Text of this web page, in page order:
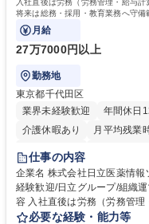
入社直後は労務（労務管理・給与
将来は総務・採用・教育業務へ守備
ます。
月給
27万7000円以上
勤務地
東京都千代田区
業界未経験歓迎
年間休日
介護休暇あり
月平均残業
住宅手当あり
育休あり
完全週休2日制
仕事の内容
企業名 株式会社日立医薬情報ソリューション
経験歓迎/日立グループ/組織運営
容 入社直後は労務（労務管
任せいたします。将来は総務
必要な経験・能力等